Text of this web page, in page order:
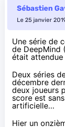
Sébastien
Le 25 janvier
Une série de
de DeepMind
était attendue
Deux séries
décembre
deux joueurs
score est
artificielle…
Hier un